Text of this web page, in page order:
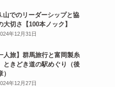
山でのリーダーシップと協
大切さ【100本ノック】
年12月31日
人旅】群馬旅行と富岡製糸
ときどき道の駅めぐり（後
年12月27日